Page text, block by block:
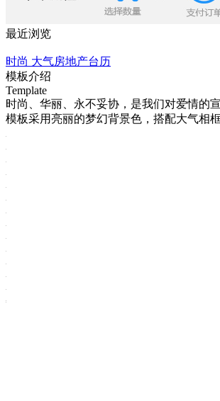
最近浏览
时尚 大气房地产台历
模板介绍
Template
时尚、华丽、永不妥协，是我们对爱情的
模板采用亮丽的梦幻背景色，搭配大气相